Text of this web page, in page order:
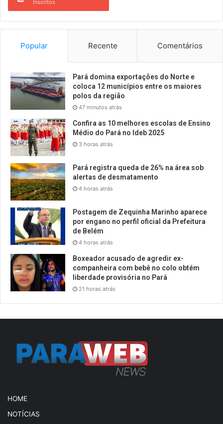
Inscritos
Popular Recente Comentários
Pará domina exportações do Norte e
coloca 12 municípios entre os maiores
polos da região
47 minutos atrás
Confira as 10 melhores escolas de Ensino
Médio do Pará no Ideb 2025
3 horas atrás
Pará registra queda de 26% na área sob
alertas de desmatamento
4 horas atrás
Postagem de Zequinha Marinho aparece
por engano no perfil oficial da Prefeitura
de Belém
4 horas atrás
Boxeador acusado de agredir ex-
companheira com bebê no colo obtém
liberdade provisória no Pará
21 horas atrás
HOME
NOTÍCIAS